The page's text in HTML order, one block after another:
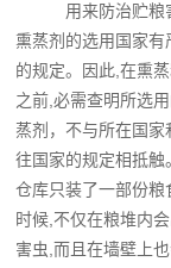
用来防治贮粮
熏蒸剂的选用国家有
的规定。因此,在熏
之前,必需查明所选
蒸剂，不与所在国家
往国家的规定相抵触
仓库只装了一部份粮
时候,不仅在粮堆内
害虫,而且在墙壁上